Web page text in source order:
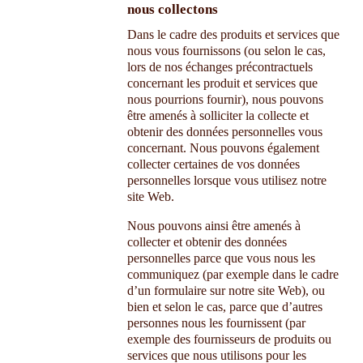
nous collectons
Dans le cadre des produits et services que
nous vous fournissons (ou selon le cas,
lors de nos échanges précontractuels
concernant les produit et services que
nous pourrions fournir), nous pouvons
être amenés à solliciter la collecte et
obtenir des données personnelles vous
concernant. Nous pouvons également
collecter certaines de vos données
personnelles lorsque vous utilisez notre
site Web.
Nous pouvons ainsi être amenés à
collecter et obtenir des données
personnelles parce que vous nous les
communiquez (par exemple dans le cadre
d’un formulaire sur notre site Web), ou
bien et selon le cas, parce que d’autres
personnes nous les fournissent (par
exemple des fournisseurs de produits ou
services que nous utilisons pour les